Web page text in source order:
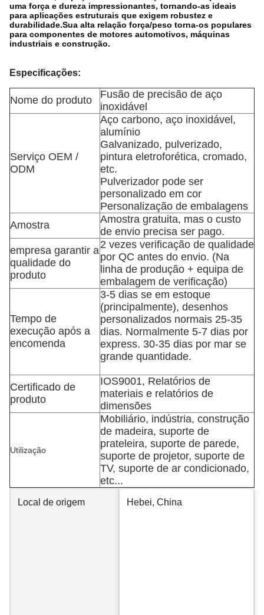
uma força e dureza impressionantes, tornando-as ideais
para aplicações estruturais que exigem robustez e
durabilidade.Sua alta relação força/peso torna-os populares
para componentes de motores automotivos, máquinas
industriais e construção.
Especificações:
Nome do produto
Fusão de precisão de aço
inoxidável
Serviço OEM /
ODM
Aço carbono, aço inoxidável,
alumínio
Galvanizado, pulverizado,
pintura eletroforética, cromado,
etc.
Pulverizador pode ser
personalizado em cor
Personalização de embalagens
Amostra
Amostra gratuita, mas o custo
de envio precisa ser pago.
empresa garantir a
qualidade do
produto
2 vezes verificação de qualidade
por QC antes do envio. (Na
linha de produção + equipa de
embalagem de verificação)
Tempo de
execução após a
encomenda
3-5 dias se em estoque
(principalmente), desenhos
personalizados normais 25-35
dias. Normalmente 5-7 dias por
express. 30-35 dias por mar se
grande quantidade.
Certificado de
produto
IOS9001, Relatórios de
materiais e relatórios de
dimensões
Utilização
Mobiliário, indústria, construção
de madeira, suporte de
prateleira, suporte de parede,
suporte de projetor, suporte de
TV, suporte de ar condicionado,
etc...
Local de origem Hebei, China